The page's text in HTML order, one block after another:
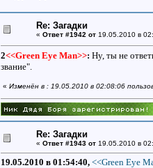
Re: Загадки
« Ответ #1942 от19.05.2010 в
2<<Green Eye Man>>: Ну, ты не
звание".
« Изменён в : 19.05.2010 в 02:08:06
Re: Загадки
« Ответ #1943 от19.05.2010 в
19.05.2010 в 01:54:40, <<Green Eye